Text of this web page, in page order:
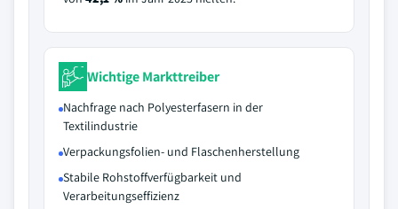
Wichtige Markttreiber
Nachfrage nach Polyesterfasern in der
Textilindustrie
Verpackungsfolien- und Flaschenherstellung
Stabile Rohstoffverfügbarkeit und
Verarbeitungseffizienz